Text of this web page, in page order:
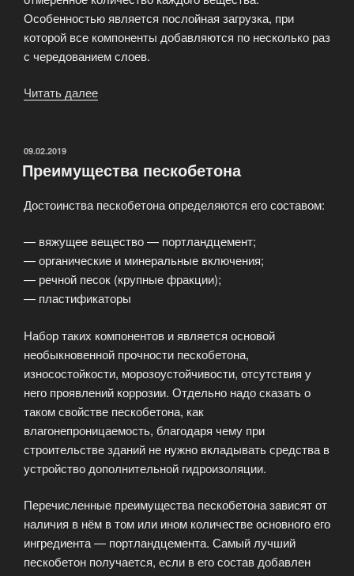
Особенностью является послойная загрузка, при
которой все компоненты добавляются по несколько раз
с чередованием слоев.
Читать далее
бетону»
ОПУБЛИКОВАНО
09.02.2019
Преимущества пескобетона
Достоинства пескобетона определяются его составом:
— вяжущее вещество — портландцемент;
— органические и минеральные включения;
— речной песок (крупные фракции);
— пластификаторы
Набор таких компонентов и является основой
необыкновенной прочности пескобетона,
износостойкости, морозоустойчивости, отсутствия у
него проявлений коррозии. Отдельно надо сказать о
таком свойстве пескобетона, как
влагонепроницаемость, благодаря чему при
строительстве зданий не нужно вкладывать средства в
устройство дополнительной гидроизоляции.
Перечисленные преимущества пескобетона зависят от
наличия в нём в том или ином количестве основного его
ингредиента — портландцемента. Самый лучший
пескобетон получается, если в его состав добавлен